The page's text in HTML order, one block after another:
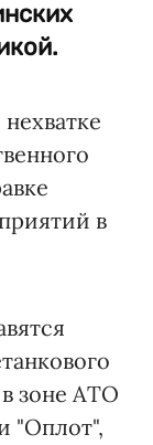
в
зоне АТО
"Оплот",